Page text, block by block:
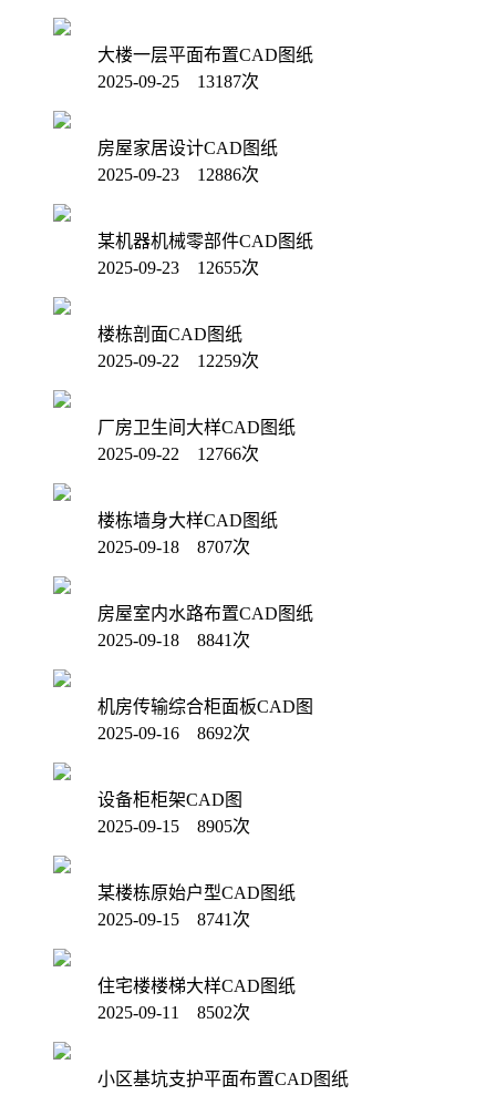
大楼一层平面布置CAD图纸
2025-09-25 13187次
房屋家居设计CAD图纸
2025-09-23 12886次
某机器机械零部件CAD图纸
2025-09-23 12655次
楼栋剖面CAD图纸
2025-09-22 12259次
厂房卫生间大样CAD图纸
2025-09-22 12766次
楼栋墙身大样CAD图纸
2025-09-18 8707次
房屋室内水路布置CAD图纸
2025-09-18 8841次
机房传输综合柜面板CAD图
2025-09-16 8692次
设备柜柜架CAD图
2025-09-15 8905次
某楼栋原始户型CAD图纸
2025-09-15 8741次
住宅楼楼梯大样CAD图纸
2025-09-11 8502次
小区基坑支护平面布置CAD图纸